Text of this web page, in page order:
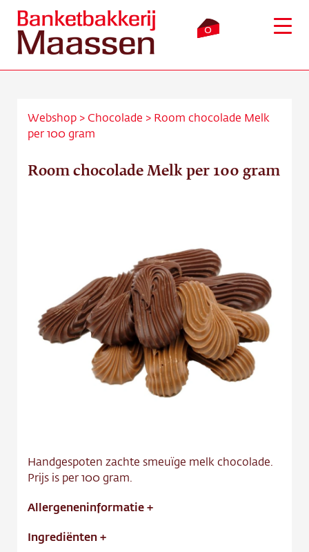
0
Inloggen
Contact
Webshop > Chocolade > Room chocolade Melk
per 100 gram
Room chocolade Melk per 100 gram
Handgespoten zachte smeuïge melk chocolade.
Prijs is per 100 gram.
Allergeneninformatie+
Ingrediënten +